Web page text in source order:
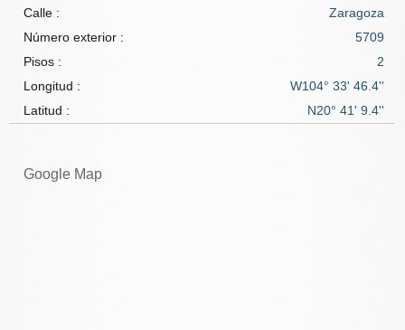
Calle :
Zaragoza
Número exterior :
5709
Pisos :
2
Longitud :
W104° 33' 46.4''
Latitud :
N20° 41' 9.4''
Google Map